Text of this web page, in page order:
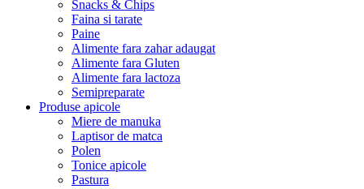
Snacks & Chips
Faina si tarate
Paine
Alimente fara zahar adaugat
Alimente fara Gluten
Alimente fara lactoza
Semipreparate
Produse apicole
Miere de manuka
Laptisor de matca
Polen
Tonice apicole
Pastura